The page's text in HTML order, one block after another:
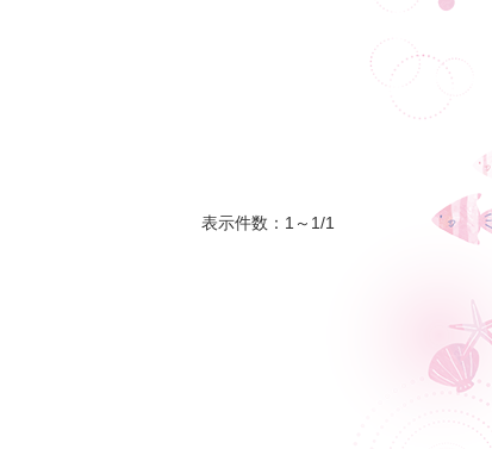
表示件数：1～1/1